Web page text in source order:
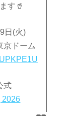
す🥤
日(火)
京ドーム
式
2026